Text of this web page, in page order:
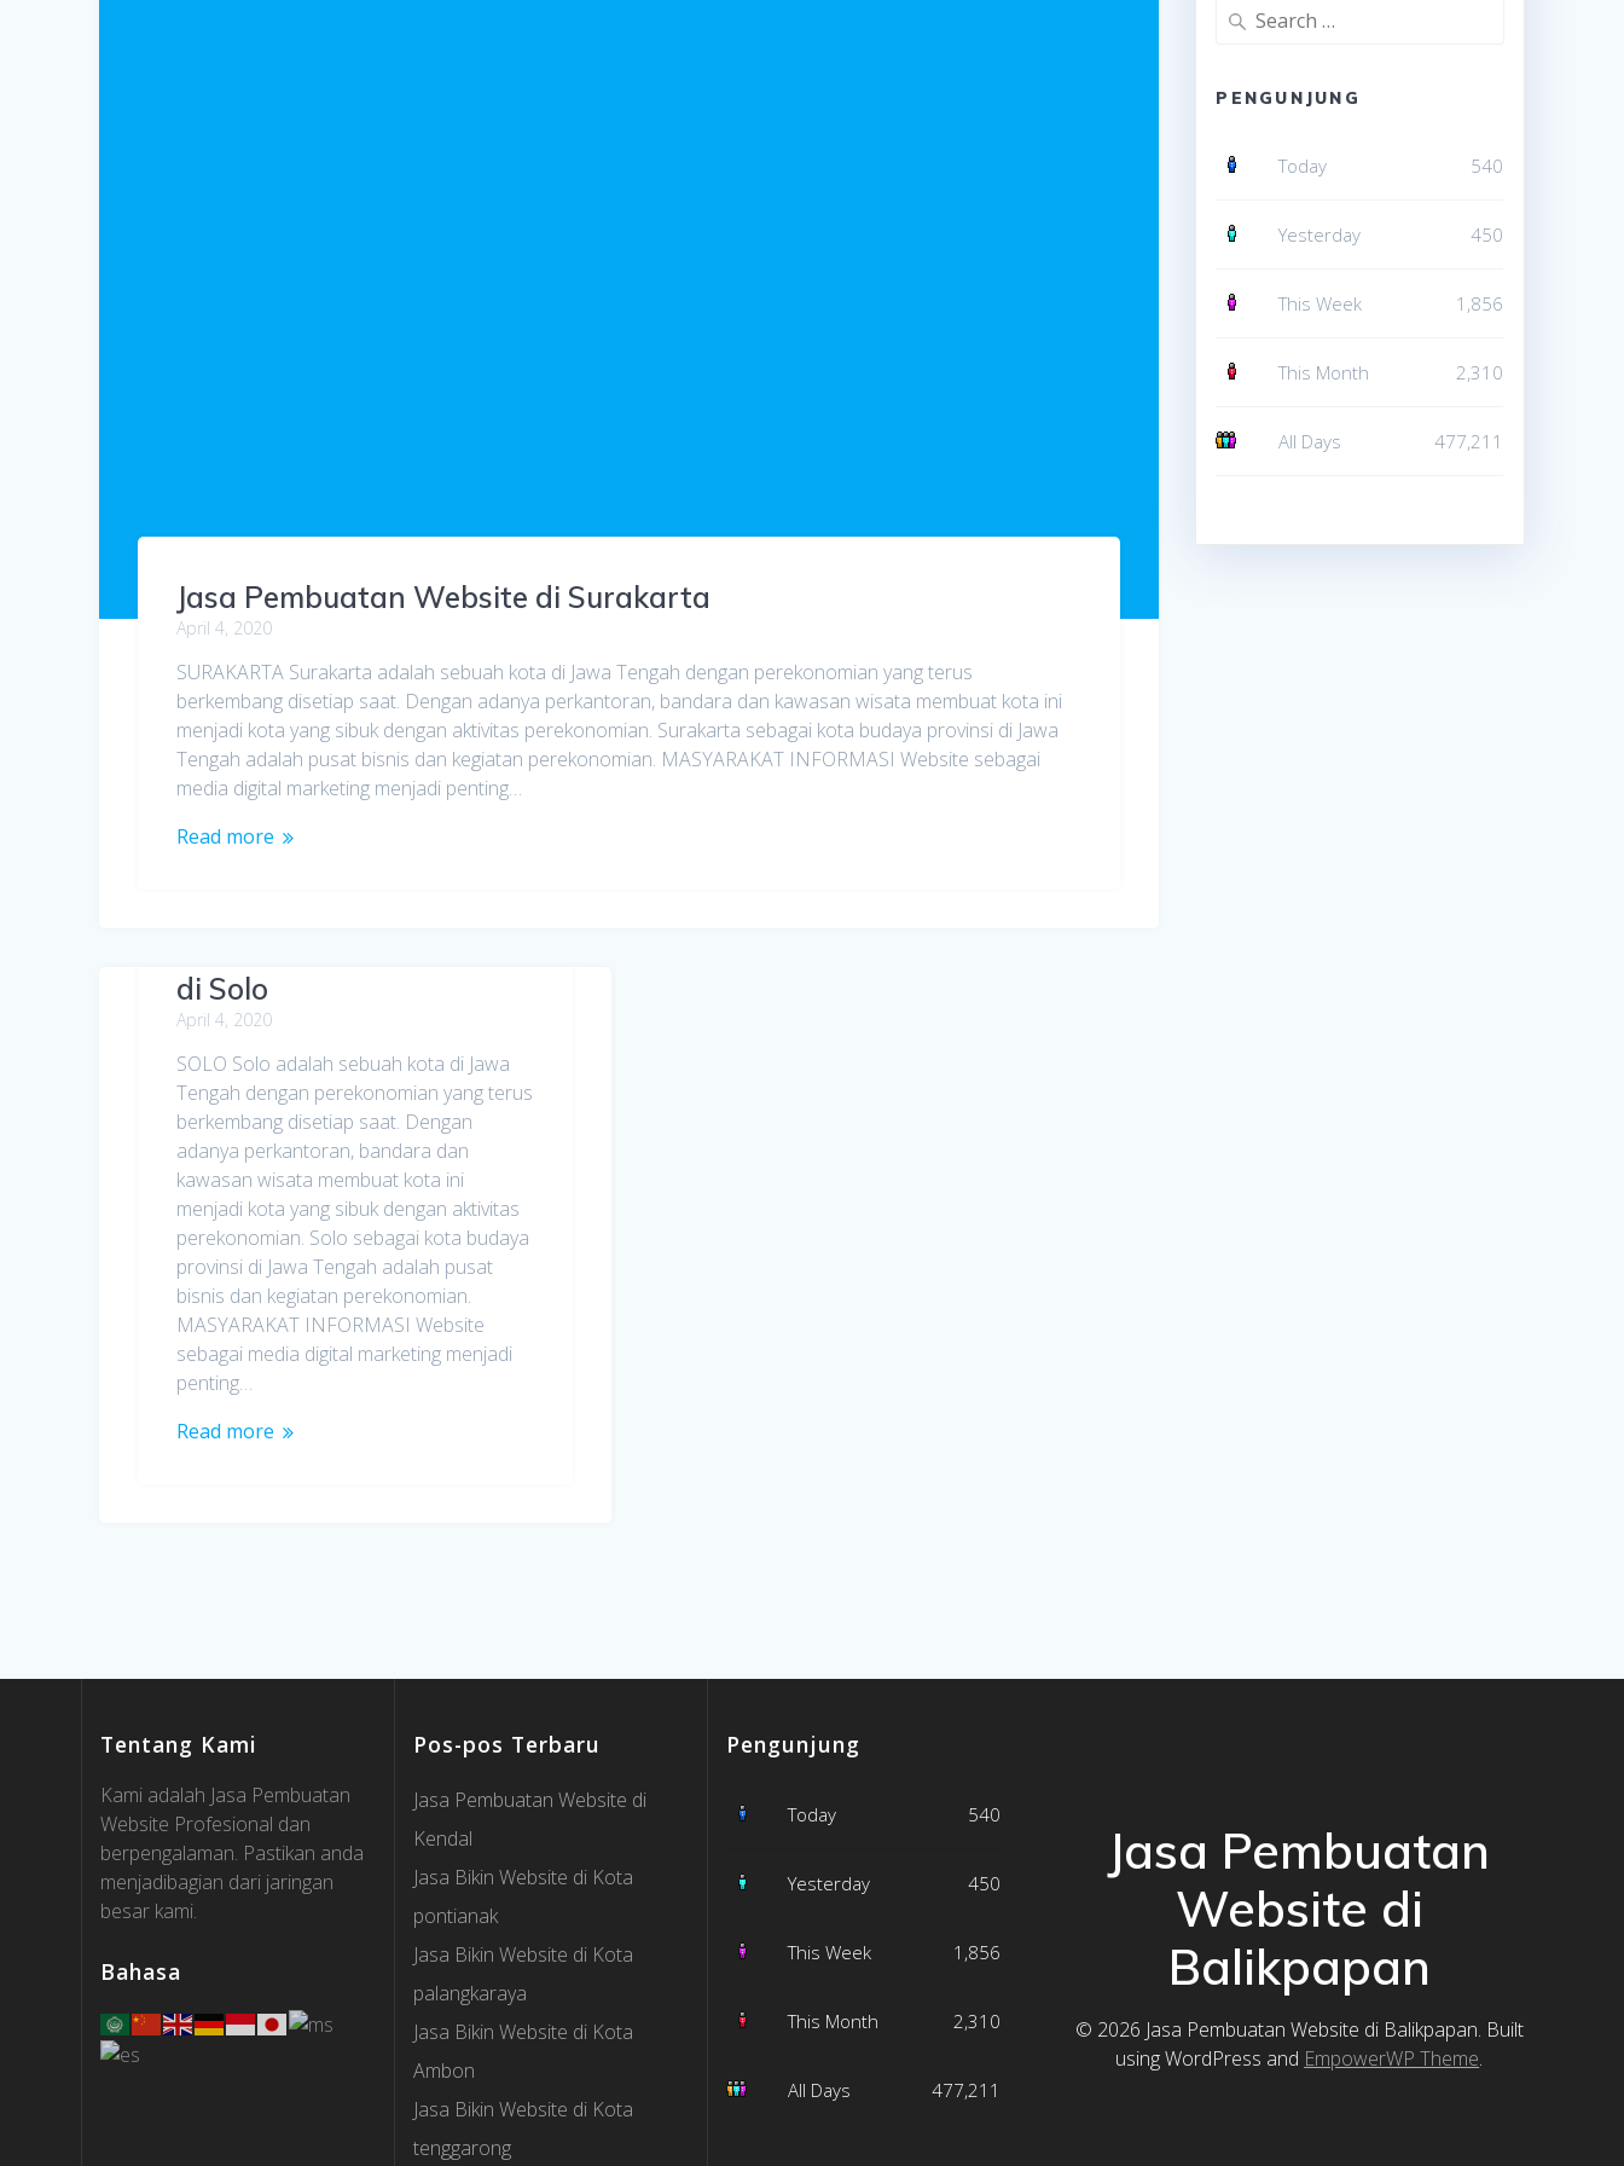
Jasa Pembuatan Website di Surakarta
April 4, 2020
SURAKARTA Surakarta adalah sebuah kota di Jawa Tengah dengan perekonomian yang terus
berkembang disetiap saat. Dengan adanya perkantoran, bandara dan kawasan wisata membuat kota ini
menjadi kota yang sibuk dengan aktivitas perekonomian. Surakarta sebagai kota budaya provinsi di Jawa
Tengah adalah pusat bisnis dan kegiatan perekonomian. MASYARAKAT INFORMASI Website sebagai
media digital marketing menjadi penting…
Read more
di Solo
April 4, 2020
SOLO Solo adalah sebuah kota di Jawa
Tengah dengan perekonomian yang terus
berkembang disetiap saat. Dengan
adanya perkantoran, bandara dan
kawasan wisata membuat kota ini
menjadi kota yang sibuk dengan aktivitas
perekonomian. Solo sebagai kota budaya
provinsi di Jawa Tengah adalah pusat
bisnis dan kegiatan perekonomian.
MASYARAKAT INFORMASI Website
sebagai media digital marketing menjadi
penting…
Read more
Search
PENGUNJUNG
Today 540
Yesterday 450
This Week 1,856
This Month 2,310
All Days 477,211
Tentang Kami
Kami adalah Jasa Pembuatan
Website Profesional dan
berpengalaman. Pastikan anda
menjadibagian dari jaringan
besar kami.
Bahasa
Pos-pos Terbaru
Jasa Pembuatan Website di
Kendal
Jasa Bikin Website di Kota
pontianak
Jasa Bikin Website di Kota
palangkaraya
Jasa Bikin Website di Kota
Ambon
Jasa Bikin Website di Kota
tenggarong
Pengunjung
Today 540
Yesterday 450
This Week 1,856
This Month 2,310
All Days 477,211
Jasa Pembuatan
Website di
Balikpapan
© 2026 Jasa Pembuatan Website di Balikpapan. Built
using WordPress and EmpowerWP Theme.